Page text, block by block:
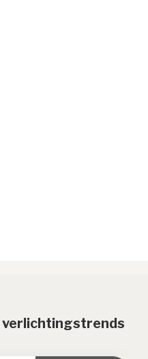
verlichtingstrends